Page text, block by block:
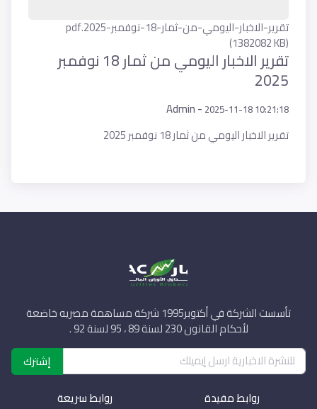
تقرير-الاخبار-اليومي-من-ثمار-18-نوفمبر-2025.pdf
(1382082 KB)
تقرير الاخبار اليومي من ثمار 18 نوفمبر
2025
Admin - 2025-11-18 10:21:18
تقرير الاخبار اليومي من ثمار 18 نوفمبر 2025
تأسست الشركة في أكتوبر1995 شركة مساهمة مصريه خاضعة
لأحكام القانون 230 لسنة 89 ، 95 لسنة 92 .
إشترك
روابط مفيدة
روابط سريعة